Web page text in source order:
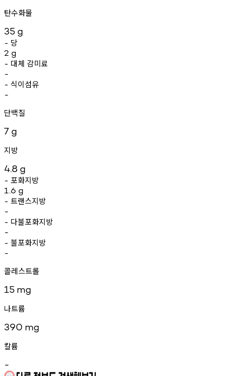
탄수화물
35 g
- 당
2 g
- 대체 감미료
-
- 식이섬유
-
단백질
7 g
지방
4.8 g
- 포화지방
1.6 g
- 트랜스지방
-
- 다불포화지방
-
- 불포화지방
-
콜레스트롤
15 mg
나트륨
390 mg
칼륨
-